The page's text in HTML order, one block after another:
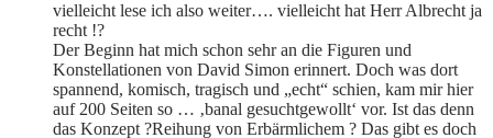
vielleicht lese ich also weiter…. vielleicht hat Herr Albrecht ja
recht !?
Der Beginn hat mich schon sehr an die Figuren und
Konstellationen von David Simon erinnert. Doch was dort
spannend, komisch, tragisch und „echt“ schien, kam mir hier
auf 200 Seiten so … ‚banal gesuchtgewollt‘ vor. Ist das denn
das Konzept ?Reihung von Erbärmlichem ? Das gibt es doch